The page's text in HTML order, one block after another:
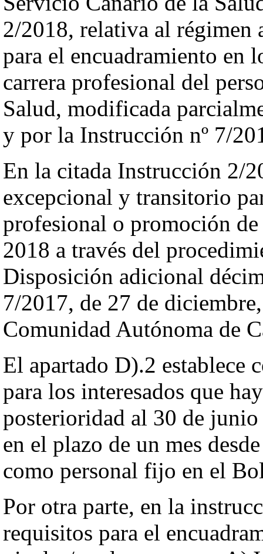
2/2018, relativa al régimen
para el encuadramiento en
carrera profesional del
Salud, modificada
y por la Instrucción nº 7/
En la citada Instrucción 2/
excepcional y transitorio
profesional o promoción
2018 a través del
Disposición adicional
7/2017, de 27 de
Comunidad Autónoma de
El apartado D).2 establece
para los interesados que
posterioridad al 30 de
en el plazo de un mes
como personal fijo en el
Por otra parte, en la
requisitos para el